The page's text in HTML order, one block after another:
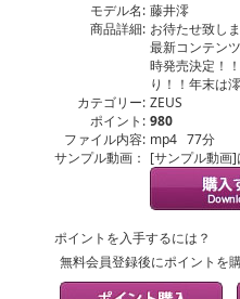
モデル名: 藤井澪
商品詳細: お待たせ致し
最新コンテン
時発売決定！
り！！年末は
カテゴリー: ZEUS
ポイント: 980
ファイル内容: mp4 77分
サンプル動画： [サンプル動画]
ポイントを入手するには？
無料会員登録後にポイントを